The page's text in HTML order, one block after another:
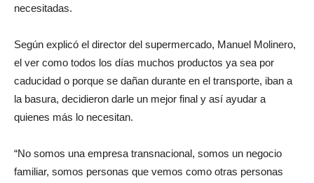
necesitadas.
Según explicó el director del supermercado, Manuel Molinero,
el ver como todos los días muchos productos ya sea por
caducidad o porque se dañan durante en el transporte, iban a
la basura, decidieron darle un mejor final y así ayudar a
quienes más lo necesitan.
“No somos una empresa transnacional, somos un negocio
familiar, somos personas que vemos como otras personas